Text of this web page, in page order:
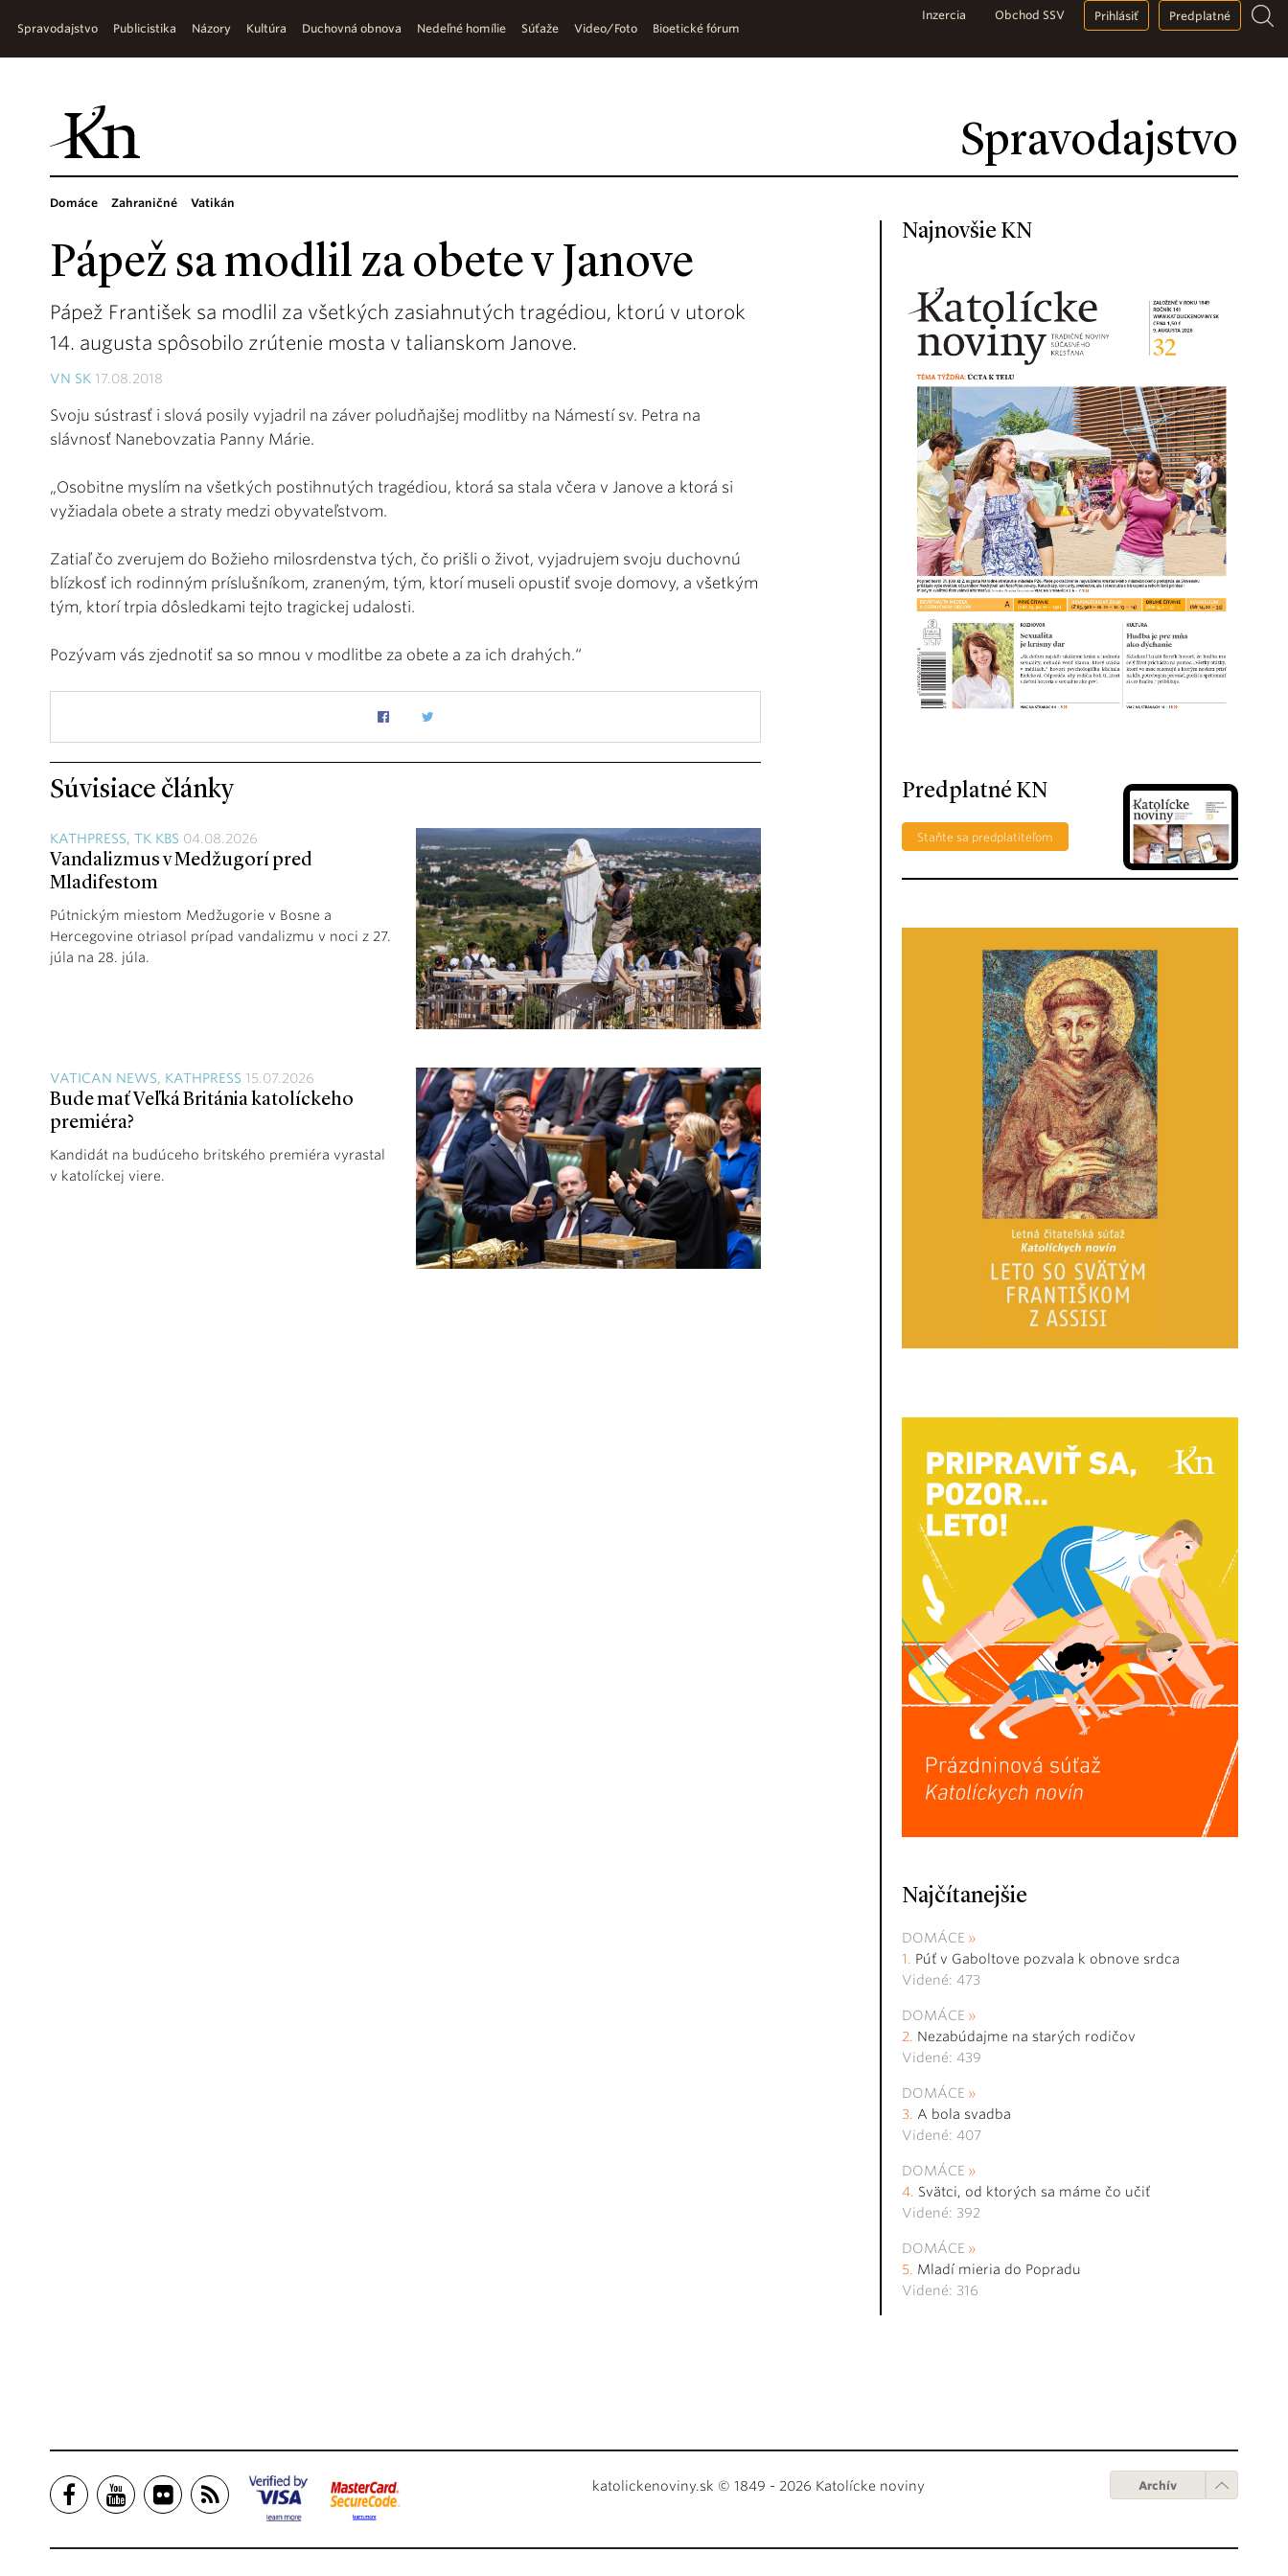
Spravodajstvo
Spravodajstvo Publicistika Názory Kultúra Duchovná obnova Nedeľné homílie Súťaže Video/Foto Bioetické fórum
Inzercia Obchod SSV Prihlásiť Predplatné
Domáce Zahraničné Vatikán
Pápež sa modlil za obete v Janove
Pápež František sa modlil za všetkých zasiahnutých tragédiou, ktorú v utorok
14. augusta spôsobilo zrútenie mosta v talianskom Janove.
VN SK 17.08.2018
Svoju sústrasť i slová posily vyjadril na záver poludňajšej modlitby na Námestí sv. Petra na
slávnosť Nanebovzatia Panny Márie.
„Osobitne myslím na všetkých postihnutých tragédiou, ktorá sa stala včera v Janove a ktorá si
vyžiadala obete a straty medzi obyvateľstvom.
Zatiaľ čo zverujem do Božieho milosrdenstva tých, čo prišli o život, vyjadrujem svoju duchovnú
blízkosť ich rodinným príslušníkom, zraneným, tým, ktorí museli opustiť svoje domovy, a všetkým
tým, ktorí trpia dôsledkami tejto tragickej udalosti.
Pozývam vás zjednotiť sa so mnou v modlitbe za obete a za ich drahých.“
Súvisiace články
KATHPRESS, TK KBS 04.08.2026
Vandalizmus v Medžugorí pred
Mladifestom
Pútnickým miestom Medžugorie v Bosne a
Hercegovine otriasol prípad vandalizmu v noci z 27.
júla na 28. júla.
VATICAN NEWS, KATHPRESS 15.07.2026
Bude mať Veľká Británia katolíckeho
premiéra?
Kandidát na budúceho britského premiéra vyrastal
v katolíckej viere.
Najnovšie KN
Predplatné KN
Staňte sa predplatiteľom
Najčítanejšie
DOMÁCE
Púť v Gaboltove pozvala k obnove srdca
Videné: 473
DOMÁCE
Nezabúdajme na starých rodičov
Videné: 439
DOMÁCE
A bola svadba
Videné: 407
DOMÁCE
Svätci, od ktorých sa máme čo učiť
Videné: 392
DOMÁCE
Mladí mieria do Popradu
Videné: 316
katolickenoviny.sk © 1849 - 2026 Katolícke noviny Archív